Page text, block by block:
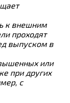
к внешним
проходят
выпуском в
или
при других
с